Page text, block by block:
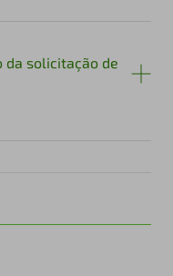
da solicitação de